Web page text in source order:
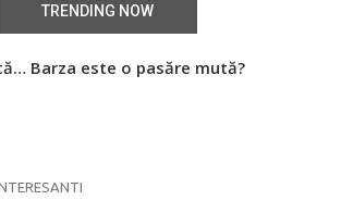
TRENDING NOW
Barza este o pasăre mută?